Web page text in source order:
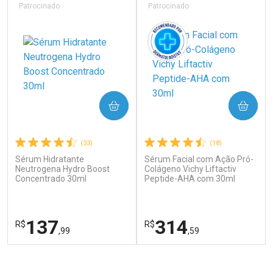
Laboratório
Ativar Desconto
Por Menos
Comprar sem Desconto
Laboratório
Ativar Desconto
Por Menos
Comprar sem Desconto
(33)
Sérum Hidratante
Neutrogena Hydro Boost
Concentrado 30ml
Patrocinado
R$137,99
COMPRAR
(18)
Sérum Facial com Ação Pró-
Colágeno Vichy Liftactiv
Peptide-AHA com 30ml
Patrocinado
R$314,59
COMPRAR